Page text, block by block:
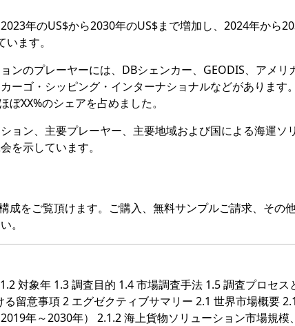
年のUS$から2030年のUS$まで増加し、2024年から
ます。
ンのプレーヤーには、DBシェンカー、GEODIS、アメリ
ーゴ・シッピング・インターナショナルなどがあります
XX%のシェアを占めました。
ョン、主要プレーヤー、主要地域および国による海運ソ
を示しています。
成をご覧頂けます。ご購入、無料サンプルご請求、その
。
対象年 1.3 調査目的 1.4 市場調査手法 1.5 調査プロセス
留意事項 2 エグゼクティブサマリー 2.1 世界市場概要
年～2030年） 2.1.2 海上貨物ソリューション市場規模